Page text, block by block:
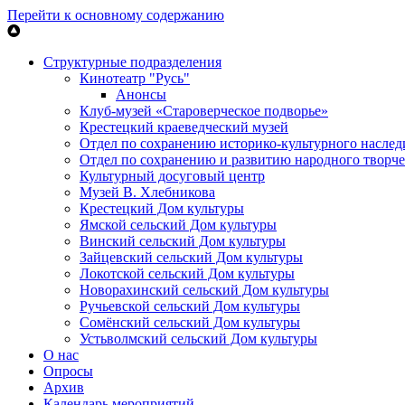
Перейти к основному содержанию
Структурные подразделения
Кинотеатр "Русь"
Анонсы
Клуб-музей «Староверческое подворье»
Крестецкий краеведческий музей
Отдел по сохранению историко-культурного
Отдел по сохранению и развитию народного
Культурный досуговый центр
Музей В. Хлебникова
Крестецкий Дом культуры
Ямской сельский Дом культуры
Винский сельский Дом культуры
Зайцевский сельский Дом культуры
Локотской сельский Дом культуры
Новорахинский сельский Дом культуры
Ручьевской сельский Дом культуры
Сомёнский сельский Дом культуры
Устьволмский сельский Дом культуры
О нас
Опросы
Архив